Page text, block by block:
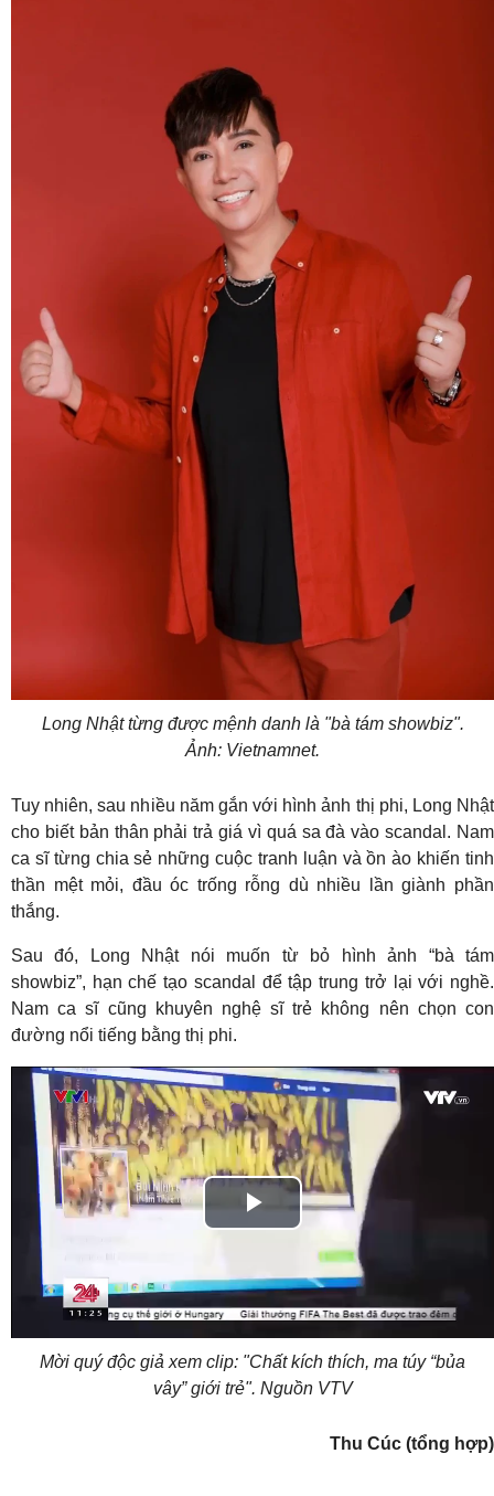
Long Nhật từng được mệnh danh là "bà tám showbiz".
Ảnh: Vietnamnet.
Tuy nhiên, sau nhiều năm gắn với hình ảnh thị phi, Long Nhật
cho biết bản thân phải trả giá vì quá sa đà vào scandal. Nam
ca sĩ từng chia sẻ những cuộc tranh luận và ồn ào khiến tinh
thần mệt mỏi, đầu óc trống rỗng dù nhiều lần giành phần
thắng.
Sau đó, Long Nhật nói muốn từ bỏ hình ảnh “bà tám
showbiz”, hạn chế tạo scandal để tập trung trở lại với nghề.
Nam ca sĩ cũng khuyên nghệ sĩ trẻ không nên chọn con
đường nổi tiếng bằng thị phi.
Play
Video
Mời quý độc giả xem clip: "Chất kích thích, ma túy “bủa
vây” giới trẻ". Nguồn VTV
Thu Cúc (tổng hợp)